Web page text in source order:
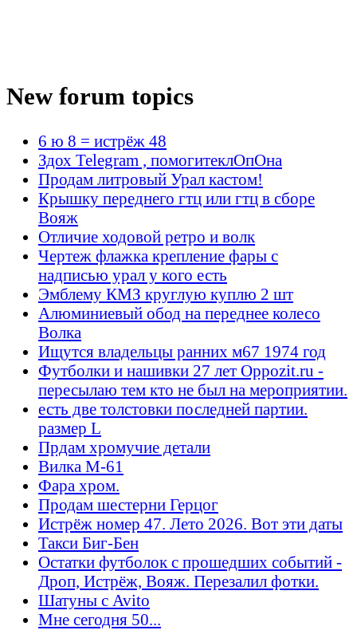
New forum topics
6 ю 8 = истрёж 48
Здох Telegram , помогитеклОпОна
Продам литровый Урал кастом!
Крышку переднего гтц или гтц в сборе
Вояж
Отличие ходовой ретро и волк
Чертеж флажка крепление фары с
надписью урал у кого есть
Эмблему КМЗ круглую куплю 2 шт
Алюминиевый обод на переднее колесо
Волка
Ищутся владельцы ранних м67 1974 год
Футболки и нашивки 27 лет Oppozit.ru -
пересылаю тем кто не был на мероприятии.
есть две толстовки последней партии.
размер L
Прдам хромучие детали
Вилка М-61
Фара хром.
Продам шестерни Герцог
Истрёж номер 47. Лето 2026. Вот эти даты
Такси Биг-Бен
Остатки футболок с прошедших событий -
Дроп, Истрёж, Вояж. Перезалил фотки.
Шатуны с Avito
Мне сегодня 50...